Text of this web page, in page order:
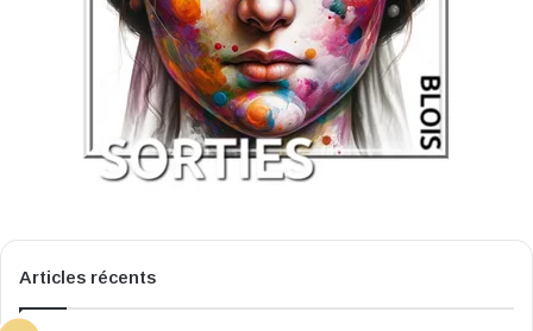
Articles récents